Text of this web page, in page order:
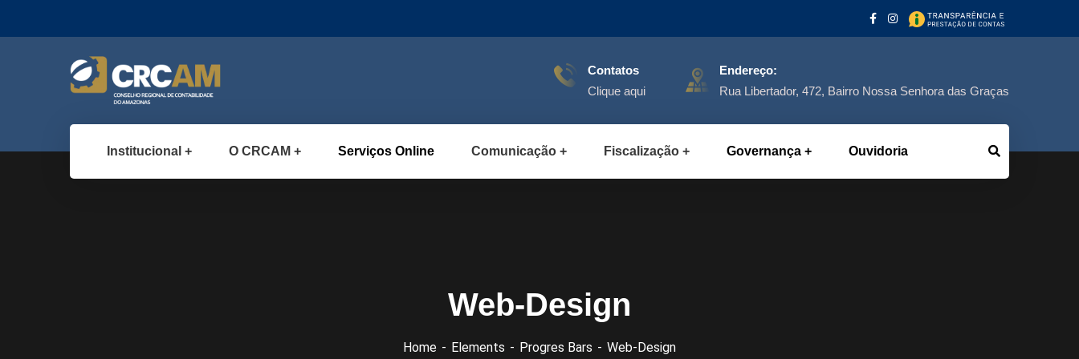
Contatos
Clique aqui
Endereço:
Rua Libertador, 472, Bairro Nossa Senhora das Graças
Institucional O CRCAM Serviços Online Comunicação Fiscalização Governança Ouvidoria
Web-Design
Home Elements Progres Bars Web-Design